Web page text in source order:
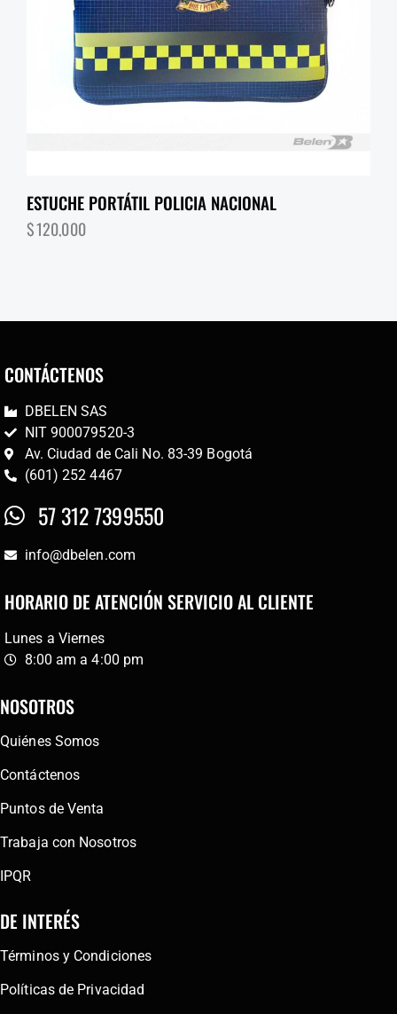
ESTUCHE PORTÁTIL POLICIA NACIONAL
$120,000
CONTÁCTENOS
DBELEN SAS
NIT 900079520-3
Av. Ciudad de Cali No. 83-39 Bogotá
(601) 252 4467
57 312 7399550
info@dbelen.com
HORARIO DE ATENCIÓN SERVICIO AL CLIENTE
Lunes a Viernes
8:00 am a 4:00 pm
NOSOTROS
Quiénes Somos
Contáctenos
Puntos de Venta
Trabaja con Nosotros
IPQR
DE INTERÉS
Términos y Condiciones
Políticas de Privacidad